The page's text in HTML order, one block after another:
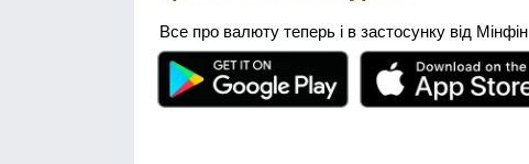
Все про валюту теперь і в застосунку від Мінфін